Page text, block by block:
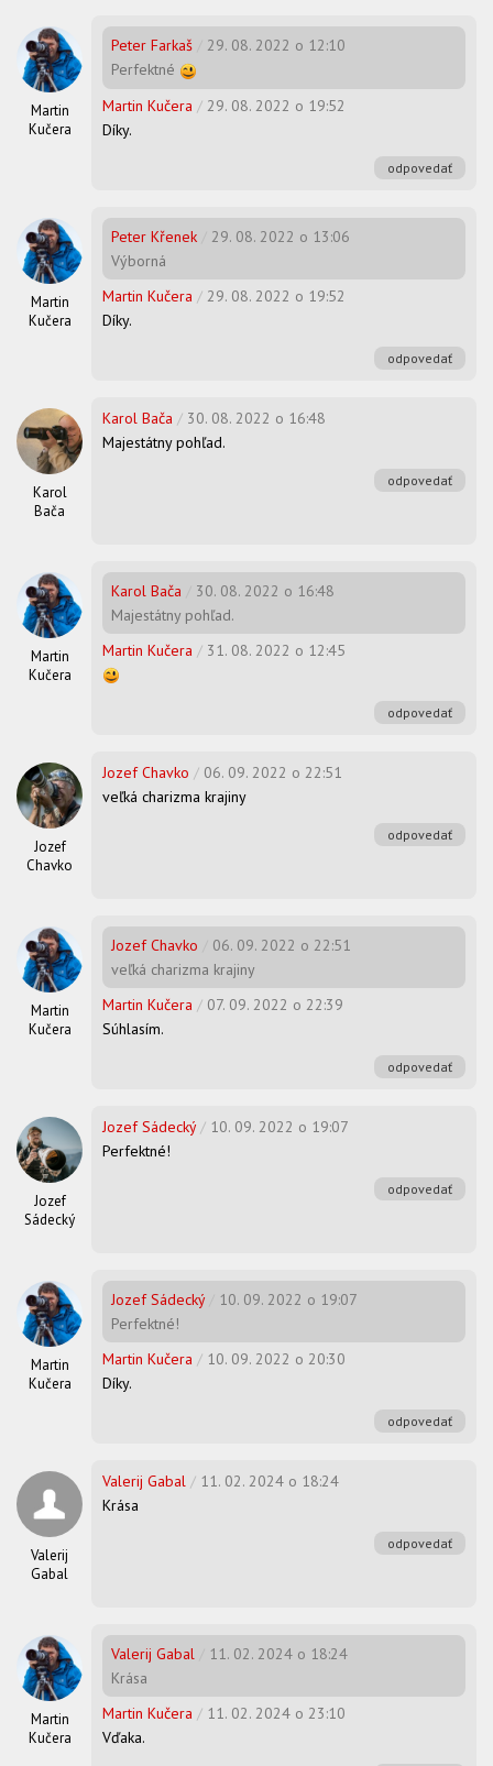
Martin
Kučera
Peter Farkaš
29. 08. 2022 o 12:10
Perfektné
Martin Kučera / 29. 08. 2022 o 19:52
Díky.
odpovedať
Martin
Kučera
Peter Křenek
29. 08. 2022 o 13:06
Výborná
Martin Kučera / 29. 08. 2022 o 19:52
Díky.
odpovedať
Karol
Bača
Karol Bača / 30. 08. 2022 o 16:48
Majestátny pohľad.
odpovedať
Martin
Kučera
Karol Bača
30. 08. 2022 o 16:48
Majestátny pohľad.
Martin Kučera / 31. 08. 2022 o 12:45
odpovedať
Jozef
Chavko
Jozef Chavko / 06. 09. 2022 o 22:51
veľká charizma krajiny
odpovedať
Martin
Kučera
Jozef Chavko
06. 09. 2022 o 22:51
veľká charizma krajiny
Martin Kučera / 07. 09. 2022 o 22:39
Súhlasím.
odpovedať
Jozef
Sádecký
Jozef Sádecký/ 10. 09. 2022 o 19:07
Perfektné!
odpovedať
Martin
Kučera
Jozef Sádecký
10. 09. 2022 o 19:07
Perfektné!
Martin Kučera / 10. 09. 2022 o 20:30
Díky.
odpovedať
Valerij
Gabal
Valerij Gabal / 11. 02. 2024 o 18:24
Krása
odpovedať
Martin
Kučera
Valerij Gabal
11. 02. 2024 o 18:24
Krása
Martin Kučera / 11. 02. 2024 o 23:10
Vďaka.